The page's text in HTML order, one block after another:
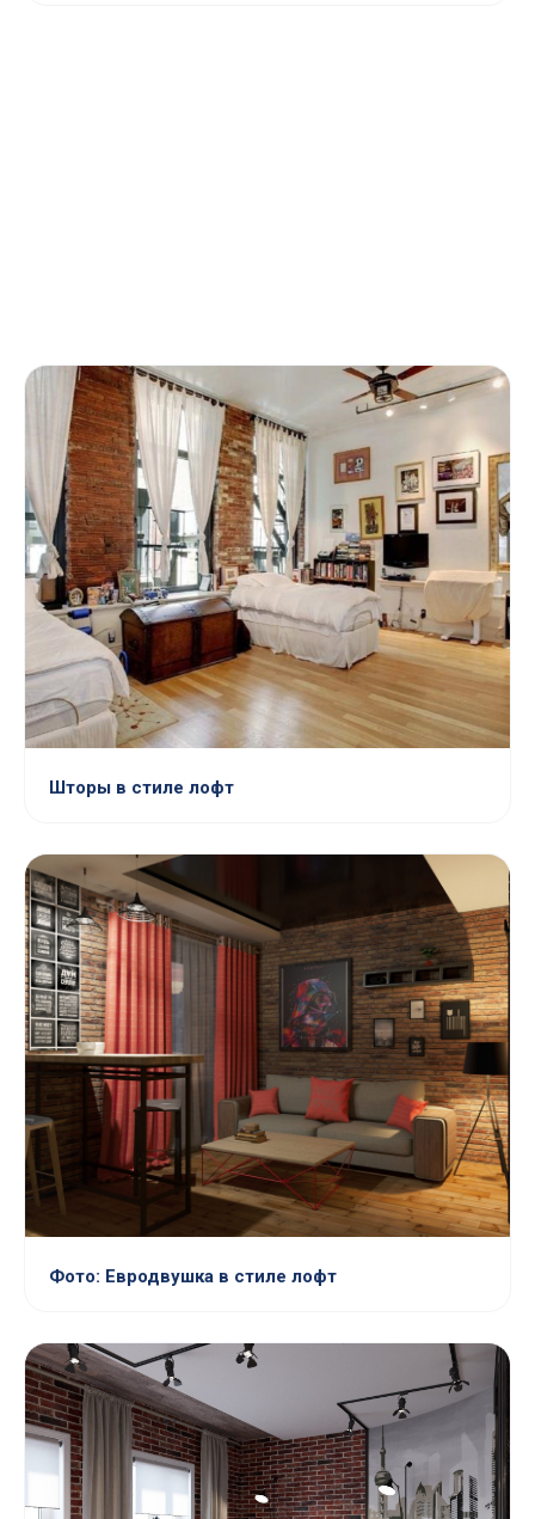
Шторы в стиле лофт
Фото: Евродвушка в стиле лофт